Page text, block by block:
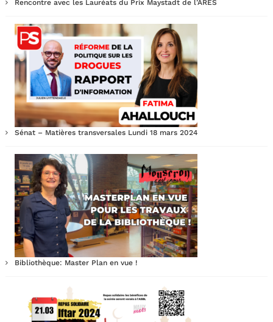
Rencontre avec les Lauréats du Prix Maystadt de l’ARES
Sénat – Matières transversales Lundi 18 mars 2024
Bibliothèque: Master Plan en vue !